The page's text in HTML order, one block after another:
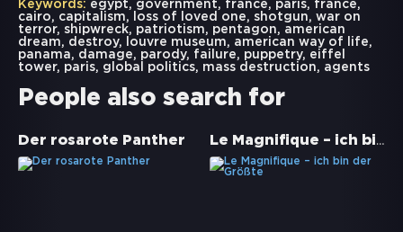
Keywords: egypt, government, france, paris, france,
cairo, capitalism, loss of loved one, shotgun, war on
terror, shipwreck, patriotism, pentagon, american
dream, destroy, louvre museum, american way of life,
panama, damage, parody, failure, puppetry, eiffel
tower, paris, global politics, mass destruction, agents
People also search for
Der rosarote Panther Le Magnifique – ich bin der Größte